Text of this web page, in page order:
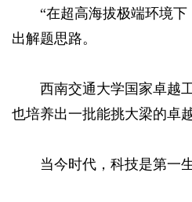
“在超高海拔极端环境
出解题思路。
西南交通大学国家卓越
也培养出一批能挑大梁的卓
当今时代，科技是第一